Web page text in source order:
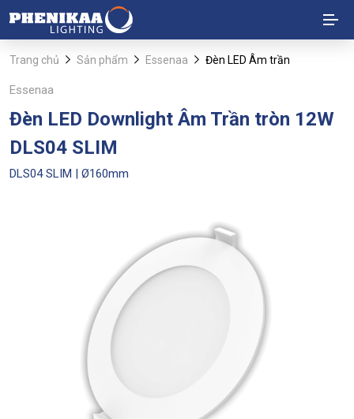
Trang chủ Sản phẩm Essenaa Đèn LED Âm trần
Essenaa
Đèn LED Downlight Âm Trần tròn 12W
DLS04 SLIM
DLS04 SLIM | Ø160mm